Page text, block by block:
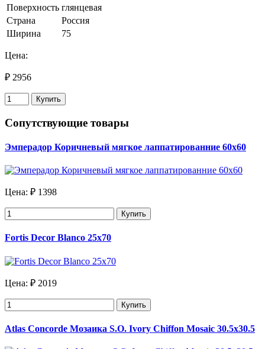
Поверхность глянцевая
Страна
Россия
Ширина
75
Цена:
₽ 2956
Купить
Сопутствующие товары
Эмперадор Коричневый мягкое лаппатированние 60х60
Цена: ₽ 1398
Купить
Fortis Decor Blanco 25x70
Цена: ₽ 2019
Купить
Atlas Concorde Мозаика S.O. Ivory Chiffon Mosaic 30.5х30.5